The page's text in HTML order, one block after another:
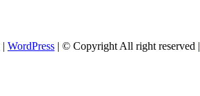
| WordPress | © Copyright All right reserved |